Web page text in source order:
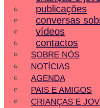
publicações
conversas
vídeos
contactos
SOBRE NÓS
NOTÍCIAS
AGENDA
PAIS E AMIGOS
CRIANÇAS E